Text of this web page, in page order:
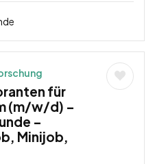
für
(m/w/d) –
–
Minijob,